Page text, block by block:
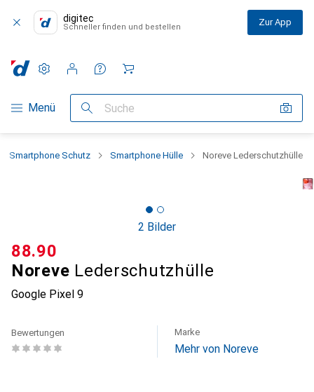
digitec
Schneller finden und bestellen Zur App
Navigation nach Kategorien
Menü Suche
Einstellungen
Kundenkonto
Vergleichslisten
Merklisten
Warenkorb
Smartphone Schutz Smartphone Hülle Noreve Lederschutzhülle
2 Bilder
Noreve Lederschutzhülle
Google Pixel 9
CHF
88.90
Bewertungen Marke
Mehr von Noreve